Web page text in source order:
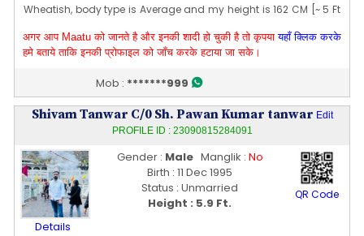
Wheatish, body type is Average and my height is 162 CM [~ 5 Ft
Edit Profile
अगर आप Maatu को जानते है और इनकी शादी हो चुकी है तो कृपयायहाँ क्लिक करके
हमे बताये ताकि इनकी प्रोफाइल को जाँच करके हटाया जा सके।
Mob : *******999
Shivam Tanwar C/0 Sh. Pawan Kumar tanwar Edit
PROFILE ID : 23090815284091
Details
Gender : MaleManglik : No
Birth : 11 Dec 1995
Status : Unmarried
Height : 5.9 Ft.
QR Code